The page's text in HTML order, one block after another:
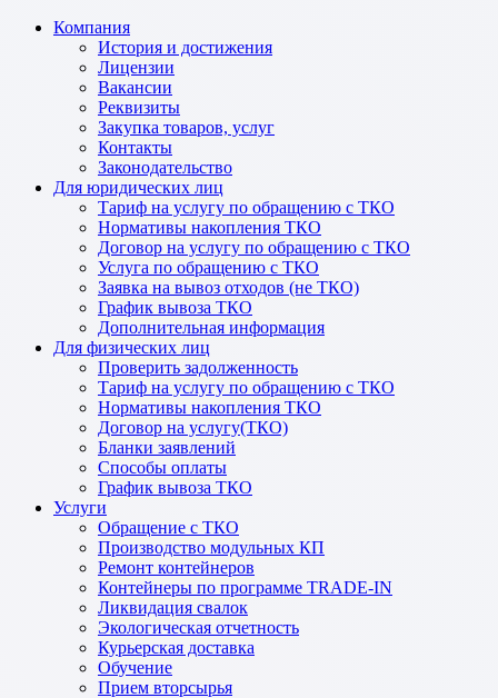
Компания
История и достижения
Лицензии
Вакансии
Реквизиты
Закупка товаров, услуг
Контакты
Законодательство
Для юридических лиц
Тариф на услугу по обращению с ТКО
Нормативы накопления ТКО
Договор на услугу по обращению с ТКО
Услуга по обращению с ТКО
Заявка на вывоз отходов (не ТКО)
График вывоза ТКО
Дополнительная информация
Для физических лиц
Проверить задолженность
Тариф на услугу по обращению с ТКО
Нормативы накопления ТКО
Договор на услугу(ТКО)
Бланки заявлений
Способы оплаты
График вывоза ТКО
Услуги
Обращение с ТКО
Производство модульных КП
Ремонт контейнеров
Контейнеры по программе TRADE-IN
Ликвидация свалок
Экологическая отчетность
Курьерская доставка
Обучение
Прием вторсырья